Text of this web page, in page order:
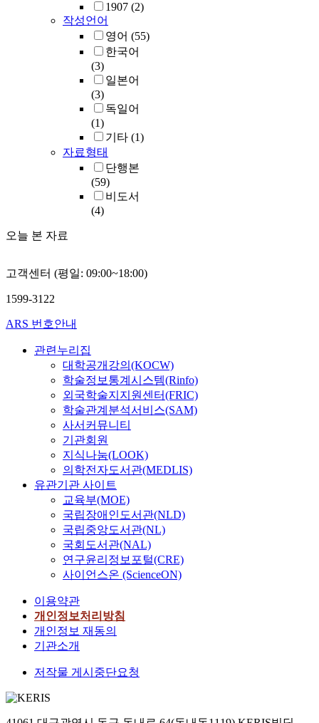
1907 (2)
작성언어
영어 (55)
한국어
(3)
일본어
(3)
독일어
(1)
기타 (1)
자료형태
단행본
(59)
비도서
(4)
오늘 본 자료
고객센터 (평일: 09:00~18:00)
1599-3122
ARS 번호안내
관련누리집
대학공개강의(KOCW)
학술정보통계시스템(Rinfo)
외국학술지지원센터(FRIC)
학술관계분석서비스(SAM)
사서커뮤니티
기관회원
지식나눔(LOOK)
의학전자도서관(MEDLIS)
유관기관 사이트
교육부(MOE)
국립장애인도서관(NLD)
국립중앙도서관(NL)
국회도서관(NAL)
연구윤리정보포털(CRE)
사이언스온 (ScienceON)
이용약관
개인정보처리방침
개인정보 재동의
기관소개
저작물 게시중단요청